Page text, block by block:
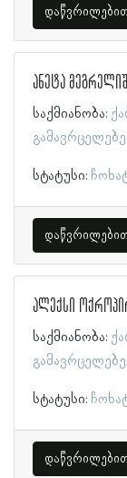
ანეტა
საქმიანობა:
სტატუსი:
ალექსი
საქმიანობა:
სტატუსი: